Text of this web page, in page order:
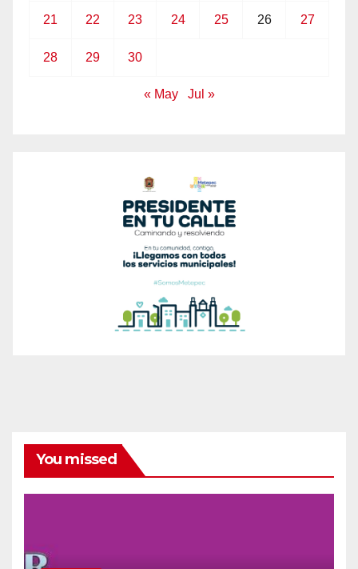
21 22 23 24 25 26 27
28 29 30
« May Jul »
You missed